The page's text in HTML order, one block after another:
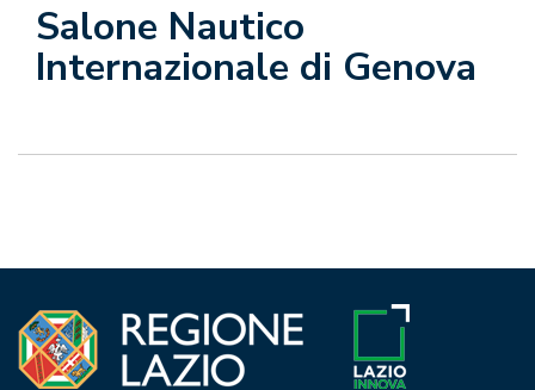
Salone Nautico
Internazionale di Genova